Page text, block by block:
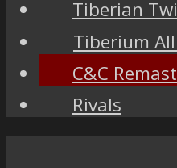
Tiberian
Tiberium
C&C
Rivals